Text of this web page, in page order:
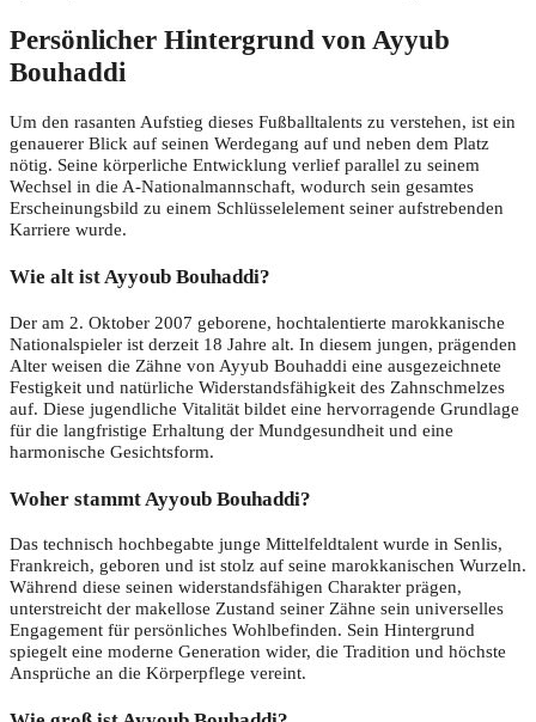
Persönlicher Hintergrund von Ayyub
Bouhaddi
Um den rasanten Aufstieg dieses Fußballtalents zu verstehen, ist ein
genauerer Blick auf seinen Werdegang auf und neben dem Platz
nötig. Seine körperliche Entwicklung verlief parallel zu seinem
Wechsel in die A-Nationalmannschaft, wodurch sein gesamtes
Erscheinungsbild zu einem Schlüsselelement seiner aufstrebenden
Karriere wurde.
Wie alt ist Ayyoub Bouhaddi?
Der am 2. Oktober 2007 geborene, hochtalentierte marokkanische
Nationalspieler ist derzeit 18 Jahre alt. In diesem jungen, prägenden
Alter weisen die Zähne von Ayyub Bouhaddi eine ausgezeichnete
Festigkeit und natürliche Widerstandsfähigkeit des Zahnschmelzes
auf. Diese jugendliche Vitalität bildet eine hervorragende Grundlage
für die langfristige Erhaltung der Mundgesundheit und eine
harmonische Gesichtsform.
Woher stammt Ayyoub Bouhaddi?
Das technisch hochbegabte junge Mittelfeldtalent wurde in Senlis,
Frankreich, geboren und ist stolz auf seine marokkanischen Wurzeln.
Während diese seinen widerstandsfähigen Charakter prägen,
unterstreicht der makellose Zustand seiner Zähne sein universelles
Engagement für persönliches Wohlbefinden. Sein Hintergrund
spiegelt eine moderne Generation wider, die Tradition und höchste
Ansprüche an die Körperpflege vereint.